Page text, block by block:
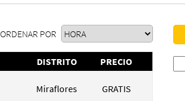
ORDENAR POR
DISTRITO PRECIO
Miraflores GRATIS